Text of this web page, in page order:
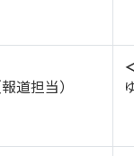
道担当）